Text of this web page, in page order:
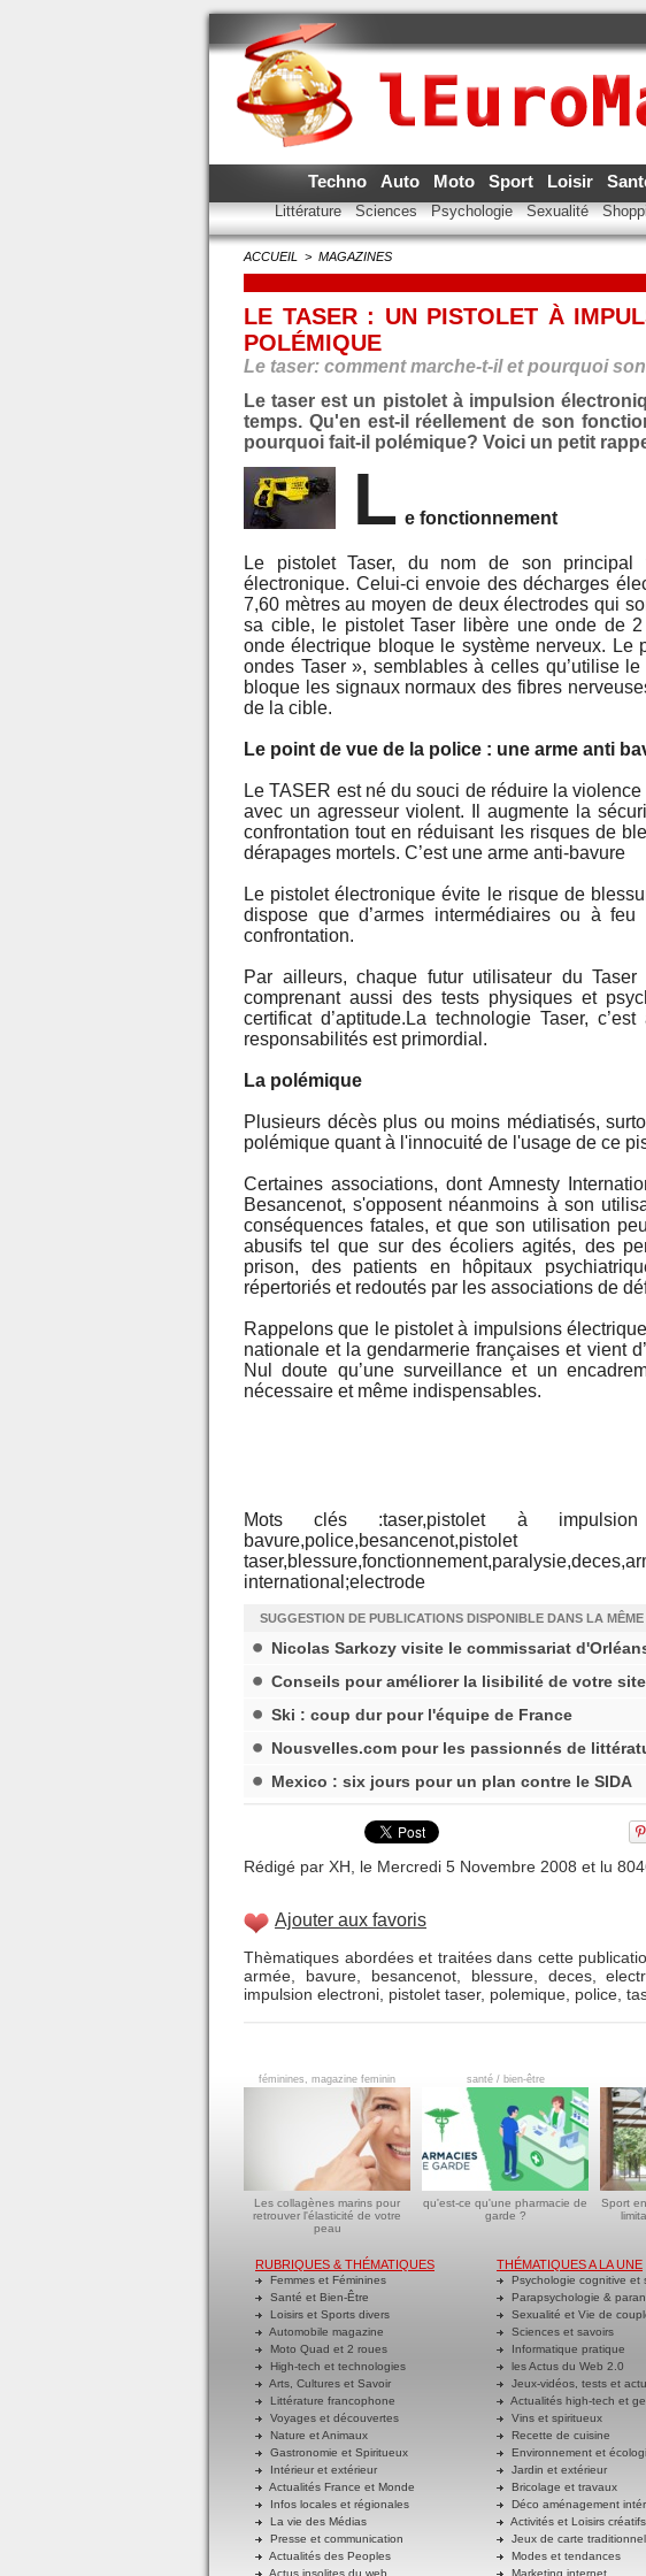
Techno Auto Moto Sport Loisir
Littérature Sciences Psychologie Sexualité
ACCUEIL > MAGAZINES
LE TASER : UN PISTOLET À
POLÉMIQUE
Le taser: comment marche-t-il et pourquoi
Le taser est un pistolet à impulsion
temps. Qu'en est-il réellement de son
pourquoi fait-il polémique? Voici un petit
L e fonctionnement
Le pistolet Taser, du nom de son
électronique. Celui-ci envoie des décharges
7,60 mètres au moyen de deux électrodes qui
sa cible, le pistolet Taser libère une onde de
onde électrique bloque le système nerveux.
ondes Taser », semblables à celles qu’utilise
bloque les signaux normaux des fibres
de la cible.
Le point de vue de la police : une arme anti
Le TASER est né du souci de réduire la
avec un agresseur violent. Il augmente la
confrontation tout en réduisant les risques de
dérapages mortels. C’est une arme anti-bavure
Le pistolet électronique évite le risque de
dispose que d’armes intermédiaires ou à
confrontation.
Par ailleurs, chaque futur utilisateur du
comprenant aussi des tests physiques et
certificat d’aptitude.La technologie Taser,
responsabilités est primordial.
La polémique
Plusieurs décès plus ou moins médiatisés,
polémique quant à l'innocuité de l'usage de ce
Certaines associations, dont Amnesty
Besancenot, s'opposent néanmoins à son
conséquences fatales, et que son utilisation
abusifs tel que sur des écoliers agités, des
prison, des patients en hôpitaux
répertoriés et redoutés par les associations de
Rappelons que le pistolet à impulsions
nationale et la gendarmerie françaises et vient
Nul doute qu’une surveillance et un
nécessaire et même indispensables.
Mots clés :taser,pistolet à impulsion
bavure,police,besancenot,pistolet
international;electrode
SUGGESTION DE PUBLICATIONS DISPONIBLE DANS LA
Nicolas Sarkozy visite le commissariat
Conseils pour améliorer la lisibilité de votre
Ski : coup dur pour l'équipe de France
Nousvelles.com pour les passionnés de
Mexico : six jours pour un plan contre le SIDA
Rédigé par XH, le Mercredi 5 Novembre 2008 et lu
Ajouter aux favoris
Thèmatiques abordées et traitées dans cette
armée
bavure, besancenot, blessure, deces,
impulsion electroni pistolet taser, polemique police
féminines, magazine feminin
Les collagènes marins pour
retrouver l'élasticité de votre
peau
santé / bien-être
qu'est-ce qu'une pharmacie de
garde ?
Sport
RUBRIQUES & THÉMATIQUES
Femmes et Féminines
Santé et Bien-Être
Loisirs et Sports divers
Automobile magazine
Moto Quad et 2 roues
High-tech et technologies
Arts, Cultures et Savoir
Littérature francophone
Voyages et découvertes
Nature et Animaux
Gastronomie et Spiritueux
Intérieur et extérieur
Actualités France et Monde
Infos locales et régionales
La vie des Médias
Presse et communication
Actualités des Peoples
Actus insolites du web
THÉMATIQUES A LA UNE
Psychologie cognitive et
Parapsychologie &
Sexualité et Vie de
Sciences et savoirs
Informatique pratique
les Actus du Web 2.0
Jeux-vidéos, tests et
Actualités high-tech et
Vins et spiritueux
Recette de cuisine
Environnement et
Jardin et extérieur
Bricolage et travaux
Déco aménagement
Activités et Loisirs créatifs
Jeux de carte traditionnel
Modes et tendances
Marketing internet